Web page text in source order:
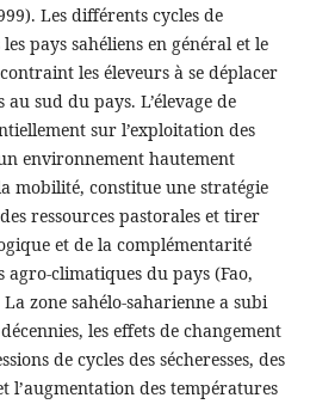
Les différents cycles de
pays sahéliens en général et le
les éleveurs à se déplacer
sud du pays. L’élevage de
sur l’exploitation des
environnement hautement
mobilité, constitue une stratégie
ressources pastorales et tirer
et de la complémentarité
agro-climatiques du pays (Fao,
zone sahélo-saharienne a subi
les effets de changement
de cycles des sécheresses, des
l’augmentation des températures